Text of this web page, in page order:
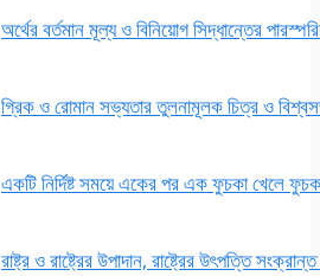
অর্থের বর্তমান মূল্য ও বিনিয়ােগ সিদ্ধান্তের
গ্রিক ও রোমান সভ্যতার তুলনামূলক চিত্র ও
একটি নির্দিষ্ট সময়ে একের পর এক ফুচকা খেলে
রাষ্ট্র ও রাষ্ট্রের উপাদান, রাষ্ট্রের উৎপত্তি